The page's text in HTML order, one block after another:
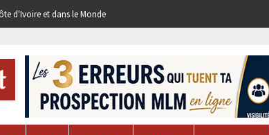
d'Ivoire et dans le Monde